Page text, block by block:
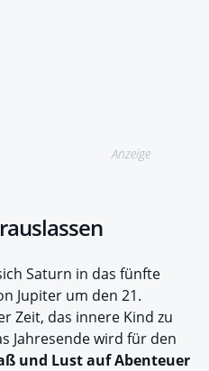
Anzeige
Saturn in das fünfte
Jupiter um den 21.
Zeit, das innere Kind zu
Jahresende wird für den
und Lust auf Abenteuer